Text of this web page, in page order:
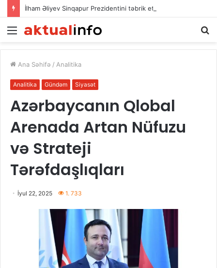
İlham Əliyev Sinqapur Prezidentini təbrik etdi
Menu
Ana Səhifə / Analitika
Analitika Gündəm Siyasət
Azərbaycanın Qlobal
Arenada Artan Nüfuzu
və Strateji
Tərəfdaşlıqları
İyul 22, 2025 1. 733